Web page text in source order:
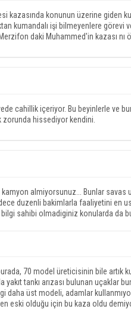
kazasında konunun üzerine giden
kumandalı işi bilmeyenlere
daki Muhammed'in kazası nı
cahillik içeriyor. Bu beyinlerle ve
hissediyor kendini.
almiyorsunuz... Bunlar
duzenli bakimlarla faaliyetini en
sahibi olmadiginiz konularda da
70 model üreticisinin bile artık
yakıt tankı arızası bulunan uçaklar
daha üst modeli, adamlar
eski olduğu için bu kaza oldu